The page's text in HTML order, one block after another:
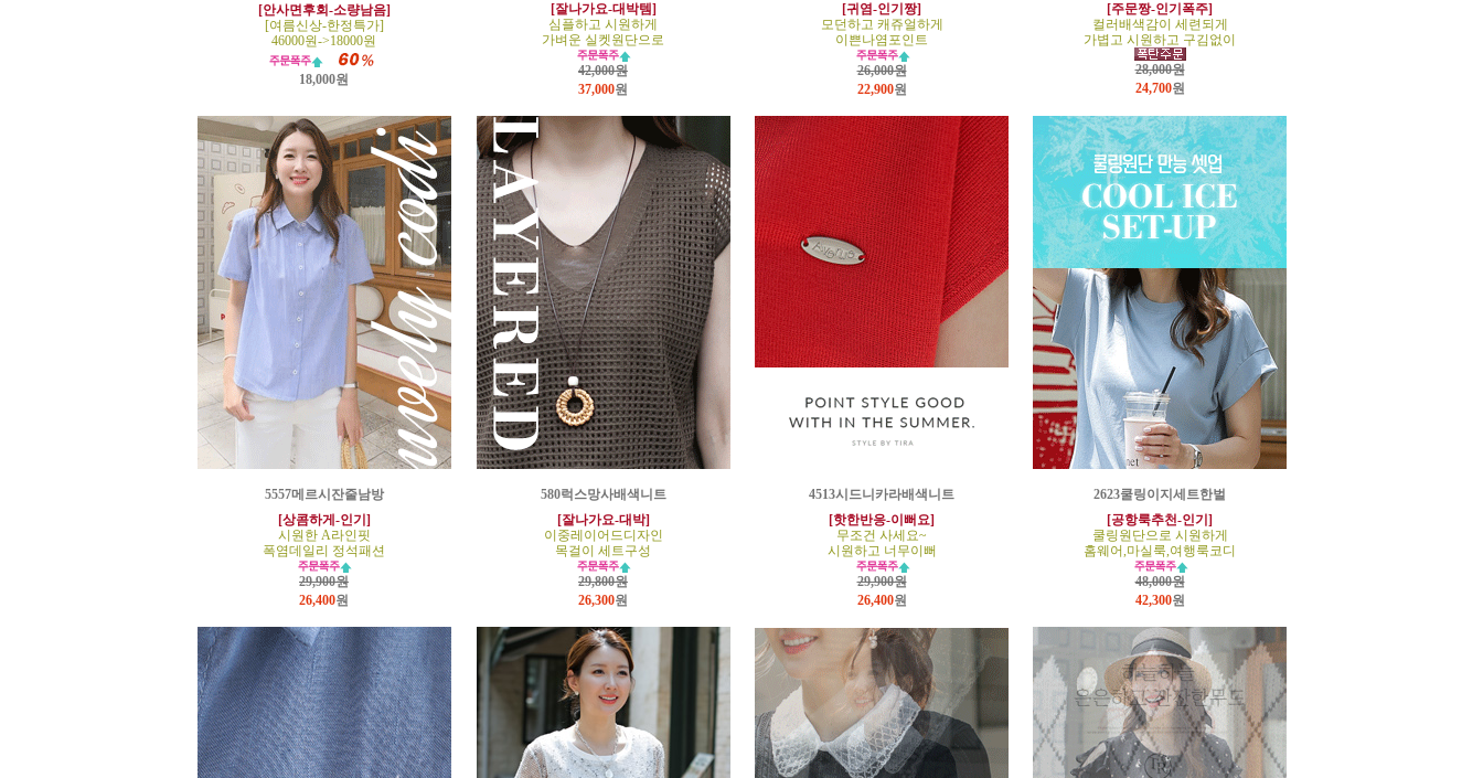
[안사면후회-소량남음]
[여름신상-한정특가]
46000원->18000원
18,000원
[잘나가요-대박템]
심플하고 시원하게
가벼운 실켓원단으로
42,000원
37,000원
[귀염-인기짱]
모던하고 캐쥬얼하게
이쁜나염포인트
26,000원
22,900원
[주문짱-인기폭주]
컬러배색감이 세련되게
가볍고 시원하고 구김없이
28,000원
24,700원
5557메르시잔줄남방
[상콤하게-인기]
시원한 A라인핏
폭염데일리 정석패션
29,900원
26,400원
580럭스망사배색니트
[잘나가요-대박]
이중레이어드디자인
목걸이 세트구성
29,800원
26,300원
4513시드니카라배색니트
[핫한반응-이뻐요]
무조건 사세요~
시원하고 너무이뻐
29,900원
26,400원
2623쿨링이지세트한벌
[공항룩추천-인기]
쿨링원단으로 시원하게
홈웨어,마실룩,여행룩코디
48,000원
42,300원